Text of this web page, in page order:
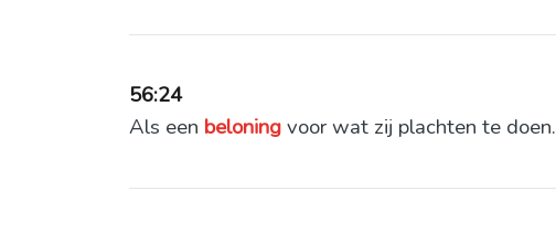
56:24
Als een beloningvoor wat zij plachten te doen.